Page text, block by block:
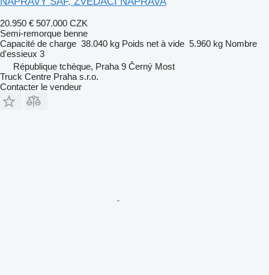
20.950 € 507.000 CZK
Semi-remorque benne
Capacité de charge 38.040 kg Poids net à vide 5.960 kg Nombre
d'essieux 3
République tchèque, Praha 9 Černý Most
Truck Centre Praha s.r.o.
Contacter le vendeur